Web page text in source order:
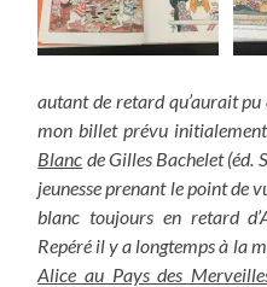
autant de retard qu’aurait pu
mon billet prévu
Blanc de Gilles Bachelet (éd.
jeunesse prenant le point de
blanc toujours en retard
Repéré il y a longtemps à la
Alice au Pays des